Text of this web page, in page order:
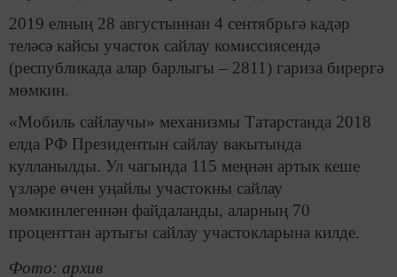
2019 елның 28 августыннан 4 сентябрьгә кадәр
теләсә кайсы участок сайлау комиссиясендә
(республикада алар барлыгы – 2811) гариза бирергә
мөмкин.
«Мобиль сайлаучы» механизмы Татарстанда 2018
елда РФ Президентын сайлау вакытында
кулланылды. Ул чагында 115 меңнән артык кеше
үзләре өчен уңайлы участокны сайлау
мөмкинлегеннән файдаланды, аларның 70
проценттан артыгы сайлау участокларына килде.
Фото: архив